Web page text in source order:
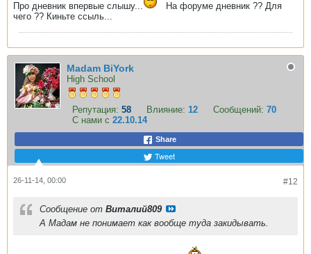
Про дневник впервые слышу...
На форуме дневник ?? Для
чего ?? Киньте ссыль...
Madam BiYork
High School
Репутация: 58 Влияние: 12 Сообщений: 70
С нами с 22.10.14
Share
Tweet
#12
26-11-14, 00:00
Сообщение от Виталий809
А Мадам не понимает как вообще туда закидывать.